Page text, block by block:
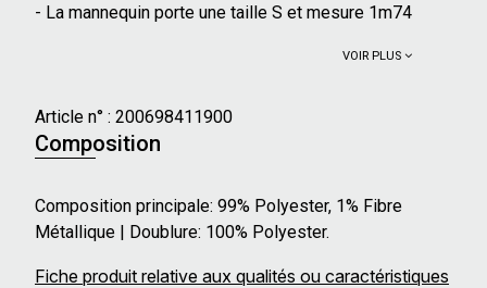
- La mannequin porte une taille S et mesure 1m74
VOIR PLUS
Article n° : 200698411900
Composition
Composition principale: 99% Polyester, 1% Fibre
Métallique | Doublure: 100% Polyester.
Fiche produit relative aux qualités ou caractéristiques